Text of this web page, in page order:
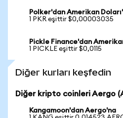
Polker'dan Amerikan
1 PKR eşittir $0,00003035
Pickle Finance'dan
1 PICKLE eşittir $0,0115
Diğer kurları keşfedin
Diğer kripto coinleri Aergo
Kangamoon'dan Aergo'na